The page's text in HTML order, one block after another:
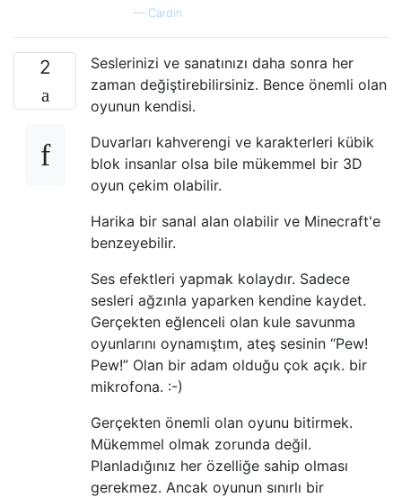
— Cardin
2
Seslerinizi ve sanatınızı daha sonra her
zaman değiştirebilirsiniz. Bence önemli olan
oyunun kendisi.
Duvarları kahverengi ve karakterleri kübik
blok insanlar olsa bile mükemmel bir 3D
oyun çekim olabilir.
Harika bir sanal alan olabilir ve Minecraft'e
benzeyebilir.
Ses efektleri yapmak kolaydır. Sadece
sesleri ağzınla yaparken kendine kaydet.
Gerçekten eğlenceli olan kule savunma
oyunlarını oynamıştım, ateş sesinin “Pew!
Pew!” Olan bir adam olduğu çok açık. bir
mikrofona. :-)
Gerçekten önemli olan oyunu bitirmek.
Mükemmel olmak zorunda değil.
Planladığınız her özelliğe sahip olması
gerekmez. Ancak oyunun sınırlı bir